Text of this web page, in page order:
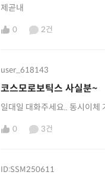
제곧내
0 2건
user_618143
코스모로보틱스 사실분~
일대일 대화주세요.. 동시이체
0 3건
ID:SSM250611